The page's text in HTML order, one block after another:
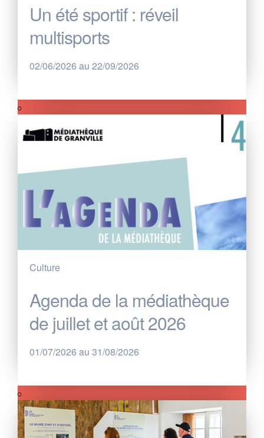
Un été sportif : réveil
multisports
02/06/2026 au 22/09/2026
Culture
Agenda de la médiathèque
de juillet et août 2026
01/07/2026 au 31/08/2026